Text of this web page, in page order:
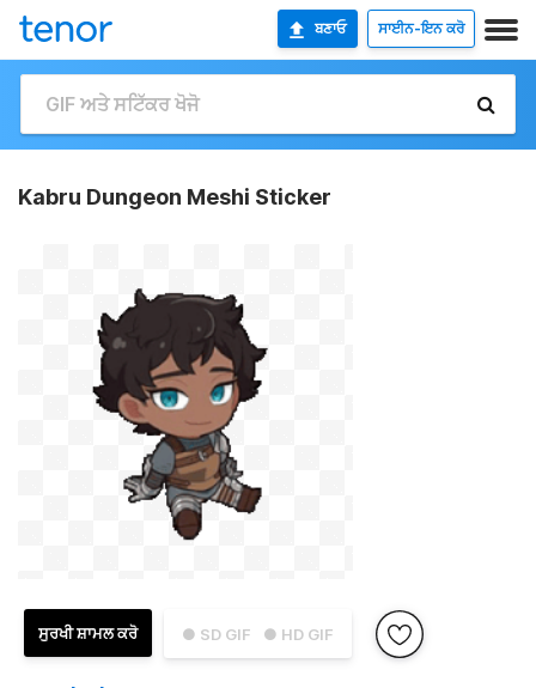
ਬਣਾਓ ਸਾਈਨ-ਇਨ ਕਰੋ
Kabru Dungeon Meshi Sticker
● SD GIF ● HD GIF
ਸੁਰਖੀ ਸ਼ਾਮਲ ਕਰੋ